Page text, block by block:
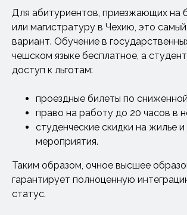
Для абитуриентов, приезжающих на
или магистратуру в Чехию, это
вариант. Обучение в
чешском языке бесплатное, а
доступ к льготам:
проездные билеты по
право на работу до 20 часов в
студенческие скидки на жилье
мероприятия.
Таким образом, очное высшее
гарантирует полноценную
статус.